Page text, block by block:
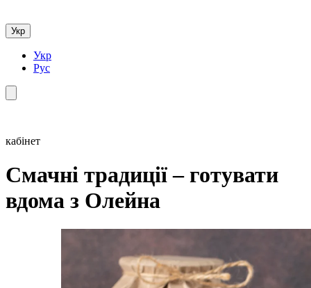
Укр
Укр
Рус
кабінет
Смачні традиції – готувати
вдома з Олейна